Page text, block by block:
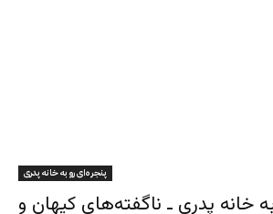
پنجره‌ای رو به خانه پدری
خانه پدری ـ ناگفته‌های کیهان و